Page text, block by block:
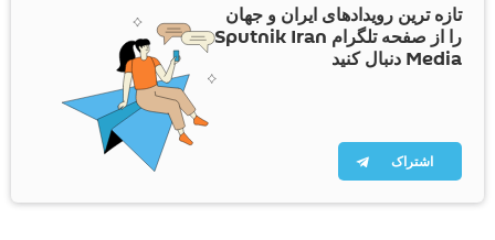
تازه ترین رویدادهای ایران و جهان
را از صفحه تلگرام Sputnik Iran
Media دنبال کنید
اشتراک